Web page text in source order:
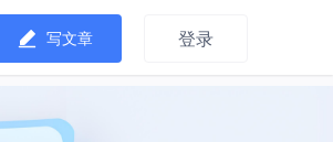
写文章 登录